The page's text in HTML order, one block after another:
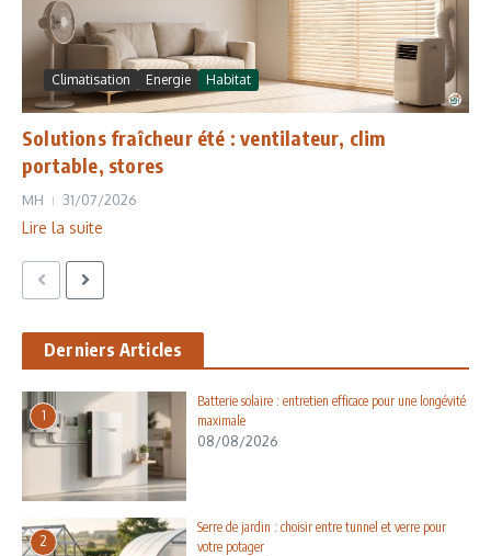
Climatisation Energie Habitat
Solutions fraîcheur été : ventilateur, clim
portable, stores
MH 31/07/2026
Lire la suite
Derniers Articles
1
Batterie solaire : entretien efficace pour une longévité
maximale
08/08/2026
2
Serre de jardin : choisir entre tunnel et verre pour
votre potager